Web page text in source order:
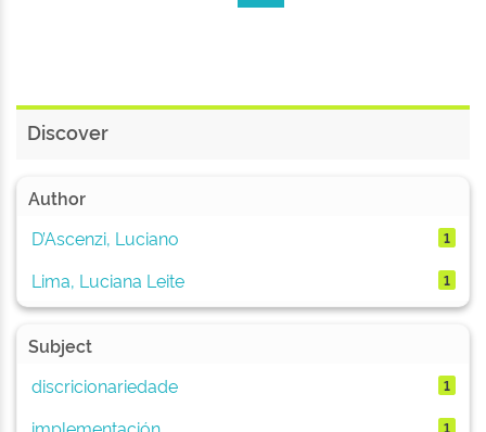
Discover
Author
D’Ascenzi, Luciano
1
Lima, Luciana Leite 1
Subject
discricionariedade
1
implementación 1